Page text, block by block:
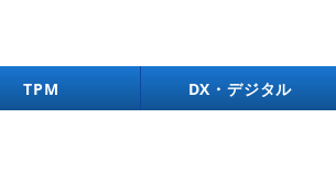
TPM DX・デジタル